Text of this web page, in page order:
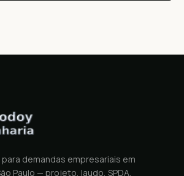
demandas empresariais em
Paulo — projeto, laudo, SPDA,